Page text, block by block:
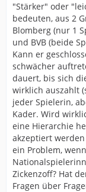
"Stärker" oder
bedeuten, aus 2
Blomberg (nur 1
und BVB (beide
Kann er
schwächer
dauert, bis sich
wirklich auszahlt
jeder Spielerin,
Kader. Wird
eine Hierarchie
akzeptiert
ein Problem,
Zickenzoff? Hat
Fragen über